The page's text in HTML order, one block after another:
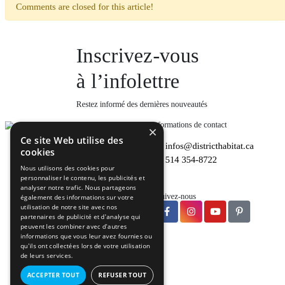
Comments are closed for this article!
Inscrivez-vous
à l’infolettre
Restez informé des dernières nouveautés
Informations de contact
infos@districthabitat.ca
514 354-8722
Suivez-nous
×
Ce site Web utilise des
cookies
Nous utilisons des cookies pour
personnaliser le contenu, les publicités et
analyser notre trafic. Nous partageons
également des informations sur votre
utilisation de notre site avec nos
partenaires de publicité et d'analyse qui
peuvent les combiner avec d'autres
informations que vous leur avez fournies ou
qu'ils ont collectées lors de votre utilisation
de leurs services.
ACCEPTER TOUT REFUSER TOUT